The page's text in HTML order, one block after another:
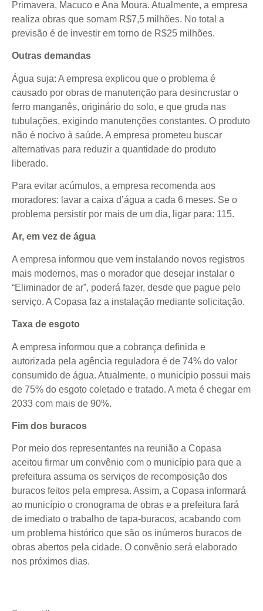
Primavera, Macuco e Ana Moura. Atualmente, a empresa
realiza obras que somam R$7,5 milhões. No total a
previsão é de investir em torno de R$25 milhões.
Outras demandas
Água suja: A empresa explicou que o problema é
causado por obras de manutenção para desincrustar o
ferro manganês, originário do solo, e que gruda nas
tubulações, exigindo manutenções constantes. O produto
não é nocivo à saúde. A empresa prometeu buscar
alternativas para reduzir a quantidade do produto
liberado.
Para evitar acúmulos, a empresa recomenda aos
moradores: lavar a caixa d’água a cada 6 meses. Se o
problema persistir por mais de um dia, ligar para: 115.
Ar, em vez de água
A empresa informou que vem instalando novos registros
mais modernos, mas o morador que desejar instalar o
“Eliminador de ar”, poderá fazer, desde que pague pelo
serviço. A Copasa faz a instalação mediante solicitação.
Taxa de esgoto
A empresa informou que a cobrança definida e
autorizada pela agência reguladora é de 74% do valor
consumido de água. Atualmente, o município possui mais
de 75% do esgoto coletado e tratado. A meta é chegar em
2033 com mais de 90%.
Fim dos buracos
Por meio dos representantes na reunião a Copasa
aceitou firmar um convênio com o município para que a
prefeitura assuma os serviços de recomposição dos
buracos feitos pela empresa. Assim, a Copasa informará
ao município o cronograma de obras e a prefeitura fará
de imediato o trabalho de tapa-buracos, acabando com
um problema histórico que são os inúmeros buracos de
obras abertos pela cidade. O convênio será elaborado
nos próximos dias.